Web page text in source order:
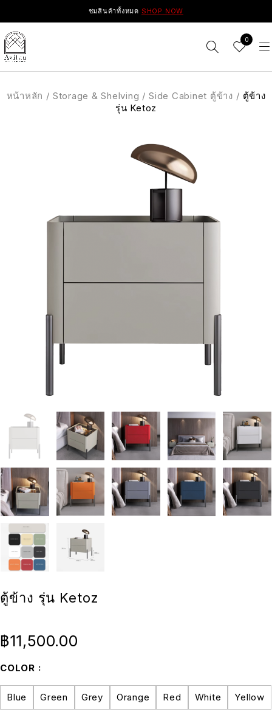
ชมสินค้าทั้งหมด SHOP NOW
0
หน้าหลัก / Storage & Shelving / Side Cabinet ตู้ข้าง / ตู้ข้าง
รุ่น Ketoz
ตู้ข้าง รุ่น Ketoz
฿11,500.00
COLOR
Blue Green Grey Orange Red White Yellow